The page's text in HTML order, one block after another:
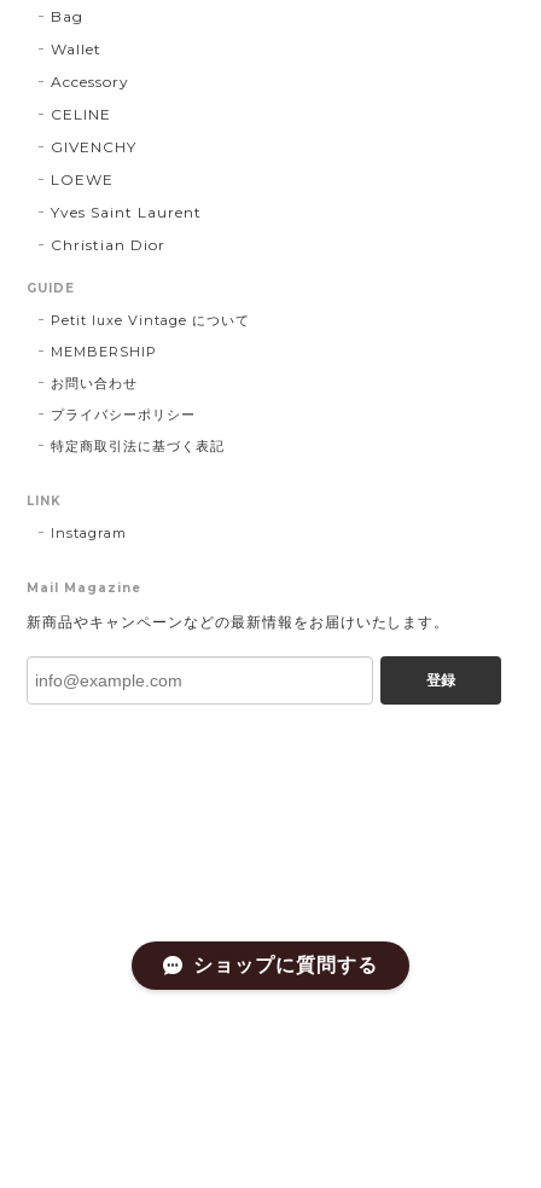
Bag
Wallet
Accessory
CELINE
GIVENCHY
LOEWE
Yves Saint Laurent
Christian Dior
GUIDE
Petit luxe Vintage について
MEMBERSHIP
お問い合わせ
プライバシーポリシー
特定商取引法に基づく表記
LINK
Instagram
Mail Magazine
新商品やキャンペーンなどの最新情報をお届けいたします。
登録
ショップに質問する